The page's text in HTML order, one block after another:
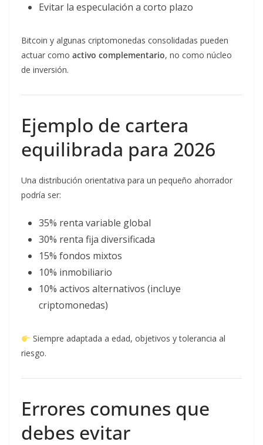
Evitar la especulación a corto plazo
Bitcoin y algunas criptomonedas consolidadas pueden
actuar como activo complementario, no como núcleo
de inversión.
Ejemplo de cartera
equilibrada para 2026
Una distribución orientativa para un pequeño ahorrador
podría ser:
35% renta variable global
30% renta fija diversificada
15% fondos mixtos
10% inmobiliario
10% activos alternativos (incluye
criptomonedas)
Siempre adaptada a edad, objetivos y tolerancia al
riesgo.
Errores comunes que
debes evitar